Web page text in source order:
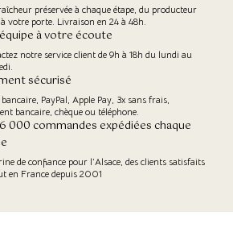
préservée à chaque étape, du producteur
votre porte. Livraison en 24 à 48h.
à votre écoute
notre service client de 9h à 18h du lundi au
sécurisé
PayPal, Apple Pay, 3x sans frais,
bancaire, chèque ou téléphone.
000 commandes expédiées chaque
de confiance pour l’Alsace, des clients satisfaits
en France depuis 2001